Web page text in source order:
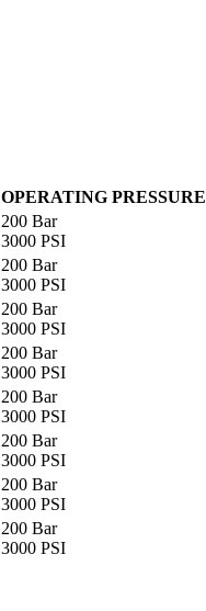
OPERATING PRESSURE
200 Bar
3000 PSI
200 Bar
3000 PSI
200 Bar
3000 PSI
200 Bar
3000 PSI
200 Bar
3000 PSI
200 Bar
3000 PSI
200 Bar
3000 PSI
200 Bar
3000 PSI